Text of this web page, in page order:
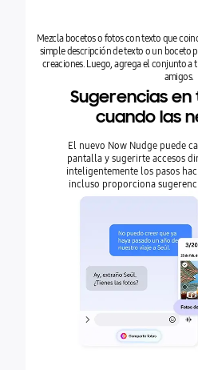
Mezcla bocetos o fotos con texto que
simple descripción de texto o un boceto
creaciones. Luego, agrega el conjunto
amigos.
Sugerencias
cuando las
El nuevo Now Nudge puede
pantalla y sugerirte accesos
inteligentemente los pasos
incluso proporciona